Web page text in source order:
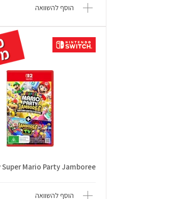
הוסף להשוואה
Super Mario Party Jamboree ל-NS2
הוסף להשוואה